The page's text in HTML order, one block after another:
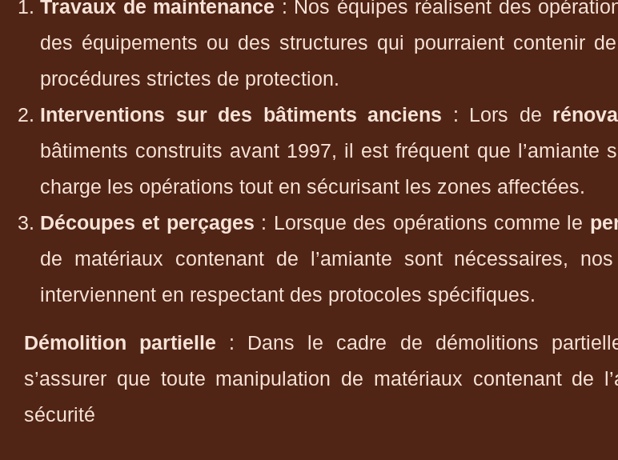
Travaux de maintenance : Nos équipes réalisent des
des équipements ou des structures qui pourraient contenir
procédures strictes de protection.
Interventions sur des bâtiments anciens : Lors de
bâtiments construits avant 1997, il est fréquent que l’amiante
charge les opérations tout en sécurisant les zones affectées.
Découpes et perçages : Lorsque des opérations comme le
de matériaux contenant de l’amiante sont nécessaires,
interviennent en respectant des protocoles spécifiques.
Démolition partielle : Dans le cadre de démolitions
s’assurer que toute manipulation de matériaux contenant de
sécurité